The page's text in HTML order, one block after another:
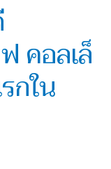
คอลเล็
กใน